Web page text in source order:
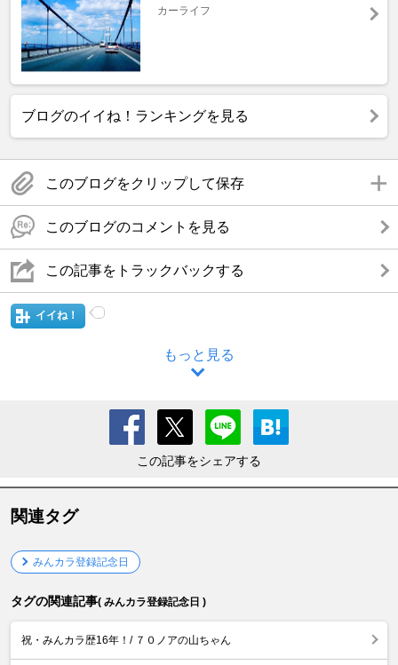
カーライフ
ブログのイイね！ランキングを見る
このブログをクリップして保存
このブログのコメントを見る
この記事をトラックバックする
イイね！
もっと見る
この記事をシェアする
関連タグ
みんカラ登録記念日
タグの関連記事( みんカラ登録記念日 )
祝・みんカラ歴16年！/ ７０ノアの山ちゃん